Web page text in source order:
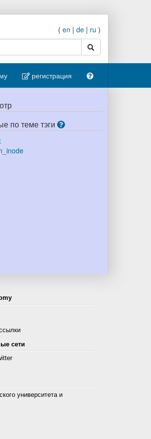
( en | de | ru )
поиск
регистрация
по теме тэги
сети
университета и